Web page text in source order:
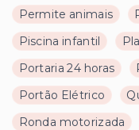
Permite animais
Piscina infantil
Portaria 24 horas
Portão Elétrico
Ronda motorizada